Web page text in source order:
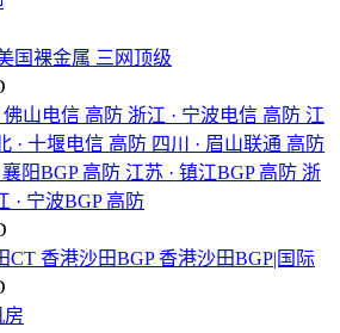
国裸金属 三网顶级
佛山电信 高防 浙江 · 宁波电信 高防 江
· 十堰电信 高防 四川 · 眉山联通 高防
阳BGP 高防 江苏 · 镇江BGP 高防 浙
· 宁波BGP 高防
CT 香港沙田BGP 香港沙田BGP|国际
房